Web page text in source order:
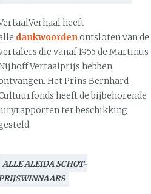
heeft
dankwoordenontsloten van de
die vanaf 1955 de Martinus
Vertaalprijs hebben
Het Prins Bernhard
heeft de bijbehorende
ter beschikking
ALLE ALEIDA SCHOT-